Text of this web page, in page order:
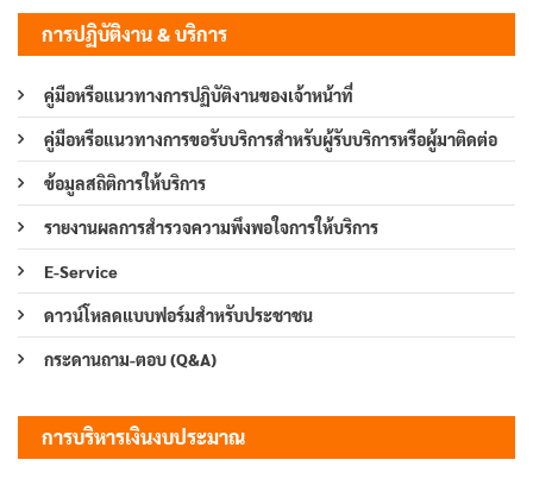
การปฏิบัติงาน & บริการ
คู่มือหรือแนวทางการปฏิบัติงานของเจ้าหน้าที่
คู่มือหรือแนวทางการขอรับบริการสำหรับผู้รับบริการหรือผู้มาติดต่อ
ข้อมูลสถิติการให้บริการ
รายงานผลการสำรวจความพึงพอใจการให้บริการ
E-Service
ดาวน์โหลดแบบฟอร์มสำหรับประชาชน
กระดานถาม-ตอบ (Q&A)
การบริหารเงินงบประมาณ